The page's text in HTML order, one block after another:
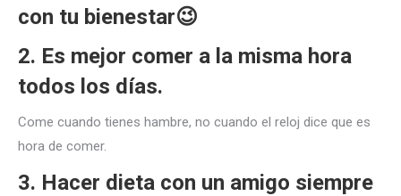
con tu bienestar😉
2. Es mejor comer a la misma hora
todos los días.
Come cuando tienes hambre, no cuando el reloj dice que es
hora de comer.
3. Hacer dieta con un amigo siempre